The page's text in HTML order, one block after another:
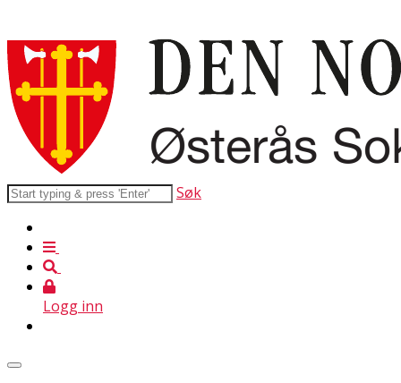
Søk
Logg inn